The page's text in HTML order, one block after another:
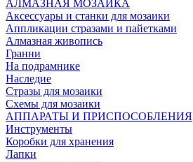
АЛМАЗНАЯ МОЗАИКА
Аксессуары и станки для мозаики
Аппликации стразами и пайетками
Алмазная живопись
Гранни
На подрамнике
Наследие
Стразы для мозаики
Схемы для мозаики
АППАРАТЫ И ПРИСПОСОБЛЕНИЯ
Инструменты
Коробки для хранения
Лапки